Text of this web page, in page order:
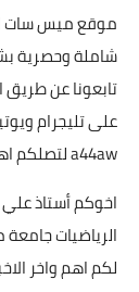
موقع ميس سات
شاملة وحصرية
تابعونا عن
على تليجرام
a44aw لتصلكم اهم الاخبار.
اخوكم أستاذ
الرياضيات
لكم اهم واخر